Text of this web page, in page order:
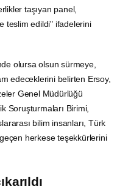
taşıyan panel,
teslim edildi" ifadelerini
olursa olsun sürmeye,
edeceklerini belirten Ersoy,
Genel Müdürlüğü
Soruşturmaları Birimi,
bilim insanları, Türk
herkese teşekkürlerini